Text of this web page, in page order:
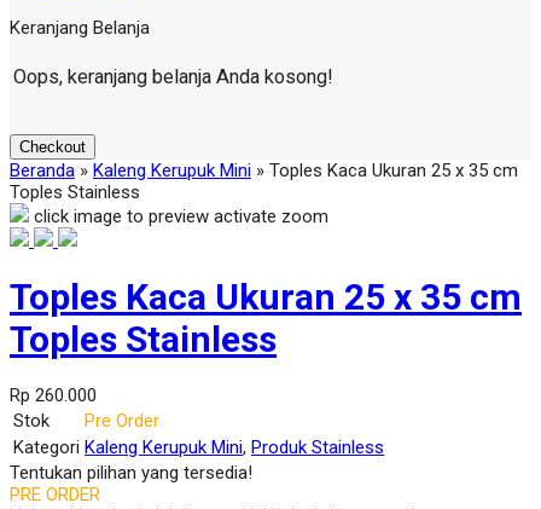
Keranjang Belanja
Oops, keranjang belanja Anda kosong!
Checkout
Beranda » Kaleng Kerupuk Mini » Toples Kaca Ukuran 25 x 35 cm
Toples Stainless
click image to preview activate zoom
Toples Kaca Ukuran 25 x 35 cm
Toples Stainless
Rp 260.000
Stok
Pre Order
Kategori Kaleng Kerupuk Mini, Produk Stainless
Tentukan pilihan yang tersedia!
PRE ORDER